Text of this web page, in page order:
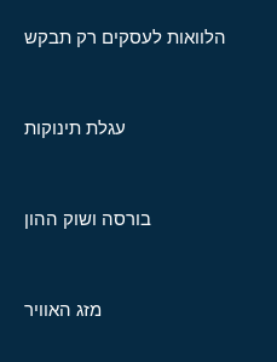
הלוואות לעסקים רק תבקש
עגלת תינוקות
בורסה ושוק ההון
מזג האוויר